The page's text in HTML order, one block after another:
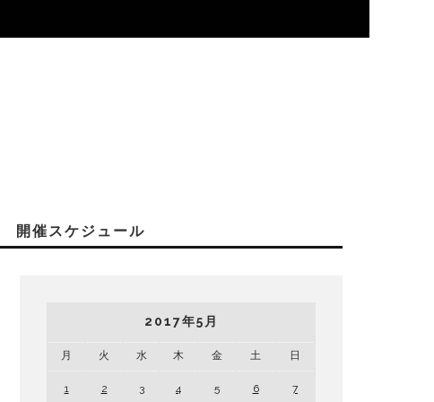
開催スケジュール
2017年5月
月 火 水 木 金 土 日
1 2 3 4 5 6 7